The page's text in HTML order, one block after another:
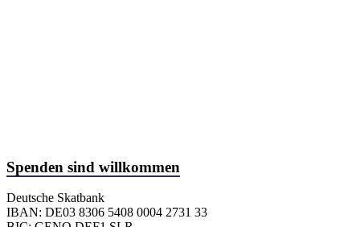
Spenden sind willkommen
Deutsche Skatbank
IBAN: DE03 8306 5408 0004 2731 33